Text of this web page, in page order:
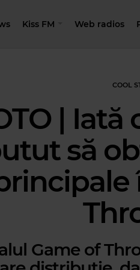
Kiss FM Web radios
COOL
| Iată
să
Game of